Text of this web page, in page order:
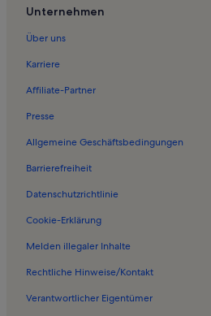
Unternehmen
Über uns
Karriere
Affiliate-Partner
Presse
Allgemeine Geschäftsbedingungen
Barrierefreiheit
Datenschutzrichtlinie
Cookie-Erklärung
Melden illegaler Inhalte
Rechtliche Hinweise/Kontakt
Verantwortlicher Eigentümer